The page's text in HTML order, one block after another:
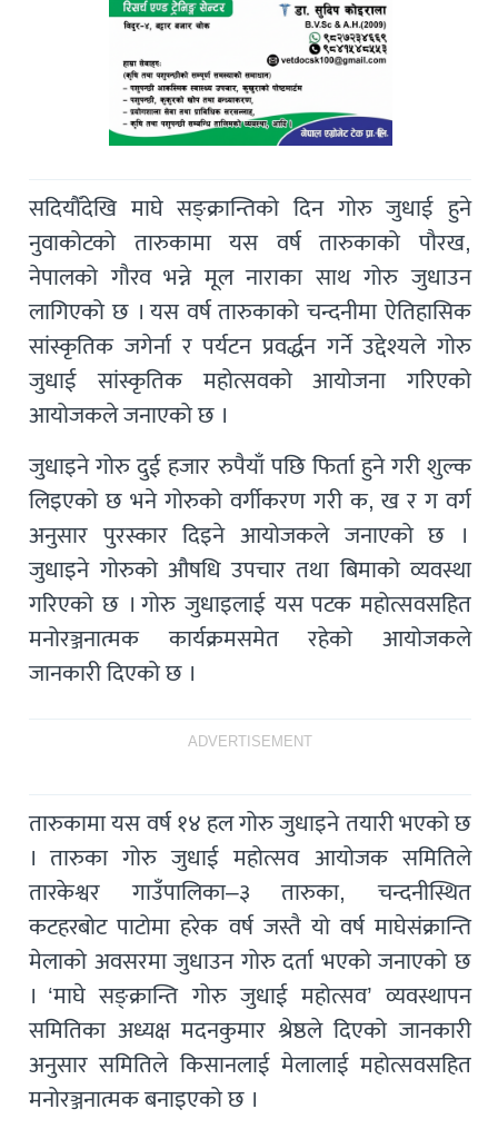
सदियौँदेखि माघे सङ्क्रान्तिको दिन गोरु जुधाई हुने
नुवाकोटको तारुकामा यस वर्ष तारुकाको पौरख,
नेपालको गौरव भन्ने मूल नाराका साथ गोरु जुधाउन
लागिएको छ । यस वर्ष तारुकाको चन्दनीमा ऐतिहासिक
सांस्कृतिक जगेर्ना र पर्यटन प्रवर्द्धन गर्ने उद्देश्यले गोरु
जुधाई सांस्कृतिक महोत्सवको आयोजना गरिएको
आयोजकले जनाएको छ ।
जुधाइने गोरु दुई हजार रुपैयाँ पछि फिर्ता हुने गरी शुल्क
लिइएको छ भने गोरुको वर्गीकरण गरी क, ख र ग वर्ग
अनुसार पुरस्कार दिइने आयोजकले जनाएको छ ।
जुधाइने गोरुको औषधि उपचार तथा बिमाको व्यवस्था
गरिएको छ । गोरु जुधाइलाई यस पटक महोत्सवसहित
मनोरञ्जनात्मक कार्यक्रमसमेत रहेको आयोजकले
जानकारी दिएको छ ।
ADVERTISEMENT
तारुकामा यस वर्ष १४ हल गोरु जुधाइने तयारी भएको छ
। तारुका गोरु जुधाई महोत्सव आयोजक समितिले
तारकेश्वर गाउँपालिका–३ तारुका, चन्दनीस्थित
कटहरबोट पाटोमा हरेक वर्ष जस्तै यो वर्ष माघेसंक्रान्ति
मेलाको अवसरमा जुधाउन गोरु दर्ता भएको जनाएको छ
। ‘माघे सङ्क्रान्ति गोरु जुधाई महोत्सव’ व्यवस्थापन
समितिका अध्यक्ष मदनकुमार श्रेष्ठले दिएको जानकारी
अनुसार समितिले किसानलाई मेलालाई महोत्सवसहित
मनोरञ्जनात्मक बनाइएको छ ।